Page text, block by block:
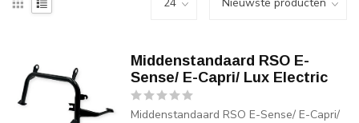
Middenstandaard RSO E-
Sense/ E-Capri/ Lux Electric
Middenstandaard RSO E-Sense/ E-Capri/